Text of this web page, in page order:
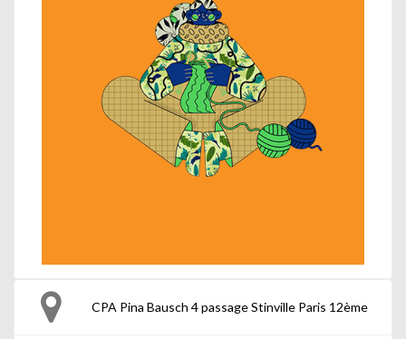
CPA Pina Bausch 4 passage Stinville Paris 12ème